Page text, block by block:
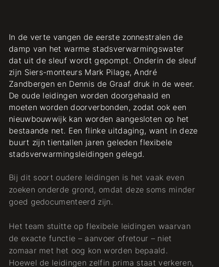
In de verte vangen de eerste zonnestralen de
damp van het warme stadsverwarmingswater
dat uit de sleuf wordt gepompt. Onderin de sleuf
zijn Siers-monteurs Mark Pilage, André
Zandbergen en Dennis de Graaf druk in de weer.
De oude leidingen worden doorgehaald en
moeten worden doorverbonden, zodat ook een
nieuwbouwwijk kan worden aangesloten op het
bestaande net. Een flinke uitdaging, want in deze
buurt zijn tientallen jaren geleden flexibele
stadsverwarmingsleidingen gelegd.
Bij dit soort oudere leidingen is het vaak even
zoeken onderde grond, omdat deze soms minder
goed gedocumenteerd zijn.
Het team stuitte op flexibele leidingen waarvan
de exacte functie – aanvoer ofretour – niet
zomaar met het oog kon worden bepaald.
Hoewel de leidingen zelfin prima staat verkeren,